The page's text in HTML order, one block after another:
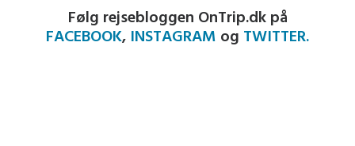
Følg rejsebloggen OnTrip.dk på
FACEBOOK, INSTAGRAM og TWITTER.